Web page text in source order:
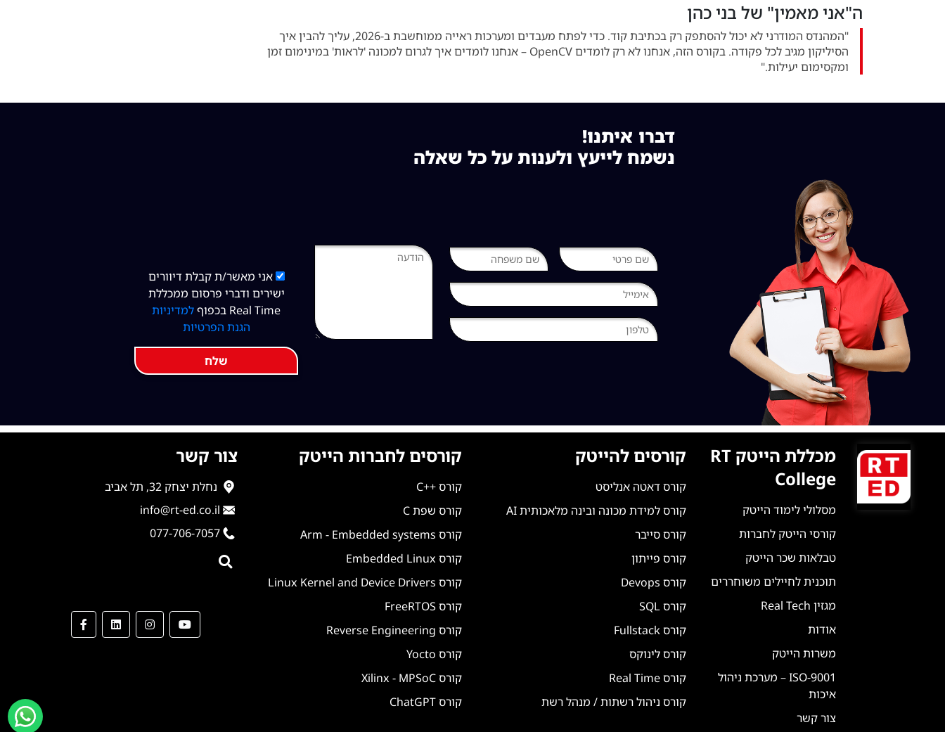
ה"אני מאמין" של בני כהן
"המהנדס המודרני לא יכול להסתפק רק בכתיבת קוד. כדי לפתח מעבדים ומערכות ראייה ממוחשבת ב-2026, עליך להבין איך
הסיליקון מגיב לכל פקודה. בקורס הזה, אנחנו לא רק לומדים OpenCV – אנחנו לומדים איך לגרום למכונה 'לראות' במינימום זמן
ומקסימום יעילות."
דברו איתנו!
נשמח לייעץ ולענות על כל שאלה
אני מאשר/ת קבלת דיוורים
ישירים ודברי פרסום ממכללת
Real Time בכפוף
למדיניות
הגנת הפרטיות
שלח
מכללת הייטק RT
College
מסלולי לימוד הייטק
קורסי הייטק לחברות
טבלאות שכר הייטק
תוכנית לחיילים משוחררים
מגזין Real Tech
אודות
משרות הייטק
ISO-9001 – מערכת ניהול
איכות
צור קשר
קורסים להייטק
קורס דאטה אנליסט
קורס למידת מכונה ובינה מלאכותית AI
קורס סייבר
קורס פייתון
קורס Devops
קורס SQL
קורס Fullstack
קורס לינוקס
קורס Real Time
קורס ניהול רשתות / מנהל רשת
קורסים לחברות הייטק
קורס ++C
קורס שפת C
קורס Arm - Embedded systems
קורס Embedded Linux
קורס Linux Kernel and Device Drivers
קורס FreeRTOS
קורס Reverse Engineering
קורס Yocto
קורס Xilinx - MPSoC
קורס ChatGPT
צור קשר
נחלת יצחק 32, תל אביב
info@rt-ed.co.il
077-706-7057